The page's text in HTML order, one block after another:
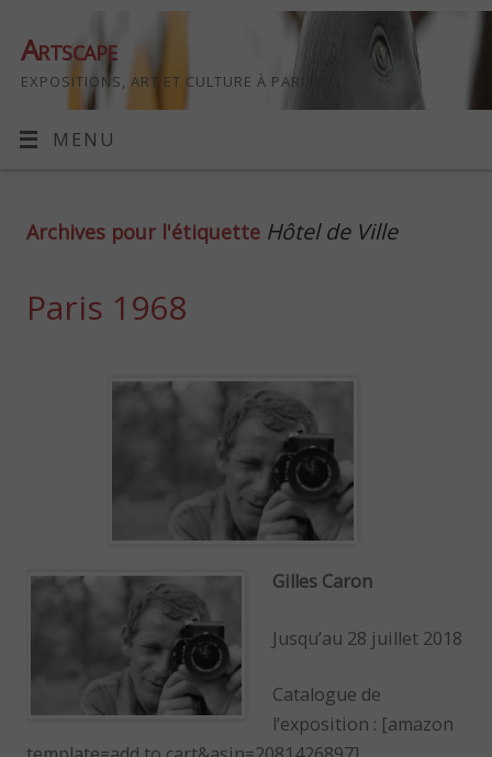
Artscape
EXPOSITIONS, ART ET CULTURE À PARIS
MENU
Archives pour l'étiquette Hôtel de Ville
Paris 1968
Gilles Caron
Jusqu’au 28 juillet 2018
Catalogue de
l’exposition : [amazon